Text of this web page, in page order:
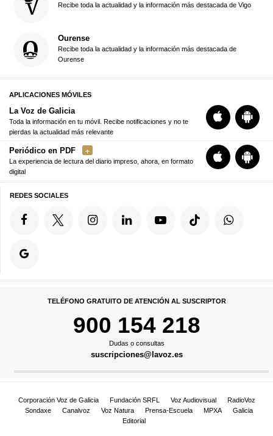
Recibe toda la actualidad y la información más destacada de Vigo
Ourense
Recibe toda la actualidad y la información más destacada de
Ourense
APLICACIONES MÓVILES
La Voz de Galicia
Toda la información en tu móvil. Recibe notificaciones y no te
pierdas la actualidad más relevante
Periódico en PDF
La experiencia de lectura del diario impreso, ahora, en formato
digital
REDES SOCIALES
TELÉFONO GRATUITO DE ATENCIÓN AL SUSCRIPTOR
900 154 218
Dudas o consultas
suscripciones@lavoz.es
Corporación Voz de Galicia Fundación SRFL Voz Audiovisual
RadioVoz
Sondaxe
Canalvoz Voz Natura Prensa-Escuela MPXA
Galicia
Editorial